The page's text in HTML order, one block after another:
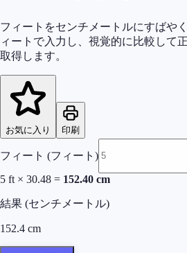
フィートをセンチメートルにすばや
ィートで入力し、視覚的に比較して
取得します。
お気に入り 印刷
フィート (フィート)
5 ft × 30.48 = 152.40 cm
結果 (センチメートル)
152.4 cm